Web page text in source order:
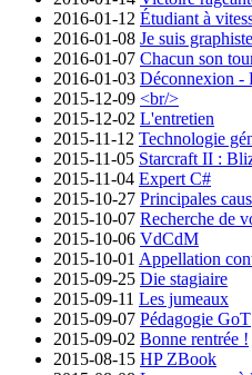
2016-01-12 Étudiant à
2016-01-08 Je suis graphiste
2016-01-07 Chacun son
2016-01-03 Déconnexion -
2015-12-09 <br/>
2015-12-02 L'entretien
2015-11-12 Technologie
2015-11-05 Starcraft II :
2015-11-04 Expert C#
2015-10-27 Principales
2015-10-07 Recherche de
2015-10-06 VdCdM
2015-10-01 Appellation
2015-09-25 Die stagiaire
2015-09-11 Les jumeaux
2015-09-07 Pédagogie GoT
2015-09-02 Bonne rentrée !
2015-08-15 HP ZBook